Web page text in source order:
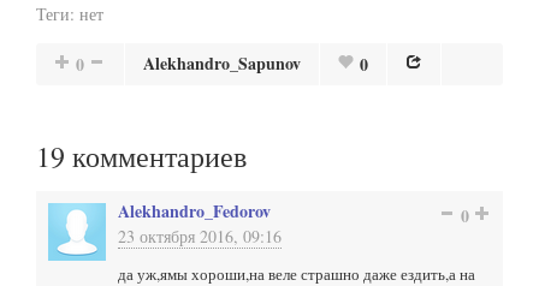
Теги: нет
0 Alekhandro_Sapunov 0
19 комментариев
Alekhandro_Fedorov
23 октября 2016, 09:16
0
да уж,ямы хороши,на веле страшно даже ездить,а на